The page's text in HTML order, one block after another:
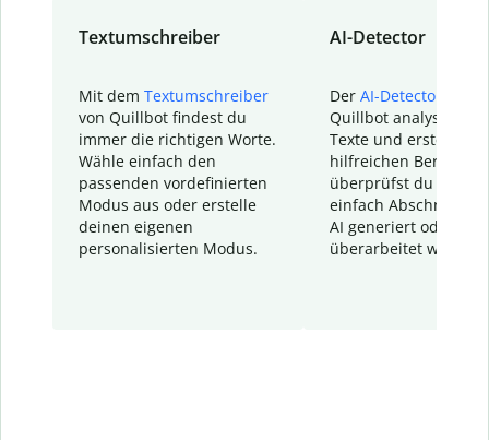
Textumschreiber
Mit dem Textumschreiber
von Quillbot findest du
immer die richtigen Worte.
Wähle einfach den
passenden vordefinierten
Modus aus oder erstelle
deinen eigenen
personalisierten Modus.
AI-Detector
Der AI-Detector
Quillbot analysiert
Texte und erstellt
hilfreichen Bericht.
überprüfst du
einfach Abschnitte,
AI generiert oder
überarbeitet wurden.